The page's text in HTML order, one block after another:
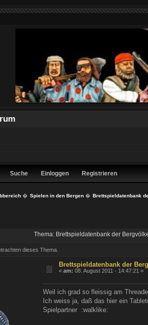
Suche Einloggen Registrieren
� Spielen in den Bergen� Brettspieldatenbank
Thema: Brettspieldatenbank der
dieses Thema.
Brettspieldatenbank der
«am: 08. August 2011 - 14:47:21 »
Weil ich grad so fleissig am
Ich weiss ja, daß das hier ein
Spielpartner :walklike: